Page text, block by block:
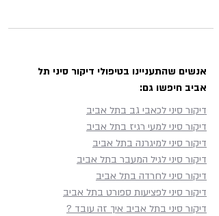
אנשים שהתעניינו בטיפולי דיקור סיני תל
אביב חיפשו גם:
דיקור סיני לכאבי גב בתל אביב
דיקור סיני למעי רגיז בתל אביב
דיקור סיני למיגרנה בתל אביב
דיקור סיני לגיל המעבר בתל אביב
דיקור סיני לחרדה בתל אביב
דיקור סיני לפציעות ספורט בתל אביב
דיקור סיני בתל אביב איך זה עובד ?